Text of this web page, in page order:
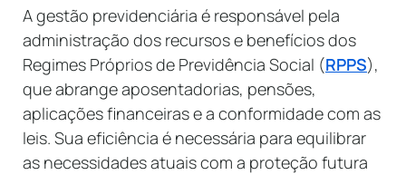
A gestão previdenciária é responsável pela
administração dos recursos e benefícios dos
Regimes Próprios de Previdência Social (RPPS),
que abrange aposentadorias, pensões,
aplicações financeiras e a conformidade com as
leis. Sua eficiência é necessária para equilibrar
as necessidades atuais com a proteção futura